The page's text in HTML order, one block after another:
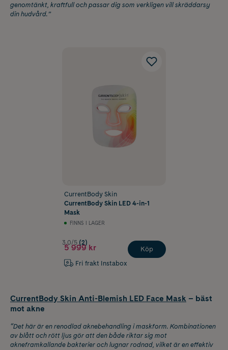
genomtänkt, kraftfull och passar dig som verkligen vill skräddarsy
din hudvård.”
CurrentBody Skin
CurrentBody Skin LED 4-in-1
Mask
FINNS I LAGER
3.0/5 (2)
5 999 kr
Fri frakt Instabox
Köp
CurrentBody Skin Anti-Blemish LED Face Mask – bäst
mot akne
“Det här är en renodlad aknebehandling i maskform. Kombinationen
av blått och rött ljus gör att den både riktar sig mot
akneframkallande bakterier och lugnar rodnad, vilket är en effektiv